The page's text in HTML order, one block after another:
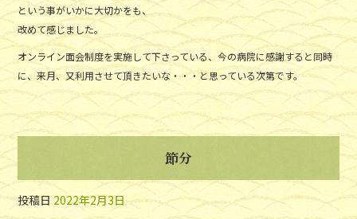
という事がいかに大切かをも、
改めて感じました。
オンライン面会制度を実施して下さっている、今の病院に感謝すると同時
に、来月、又利用させて頂きたいな・・・と思っている次第です。
節分
投稿日2022年2月3日